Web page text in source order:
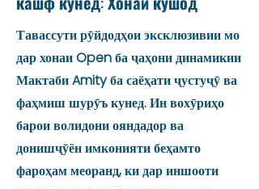
Тавассути рӯйдодҳои эксклюзивии мо
дар хонаи Open ба ҷаҳони динамикии
Мактаби Amity ба саёҳати ҷустуҷӯ ва
фаҳмиш шурӯъ кунед. Ин вохӯриҳо
барои волидони ояндадор ва
донишҷӯён имконияти беҳамто
фароҳам меоранд, ки дар иншооти